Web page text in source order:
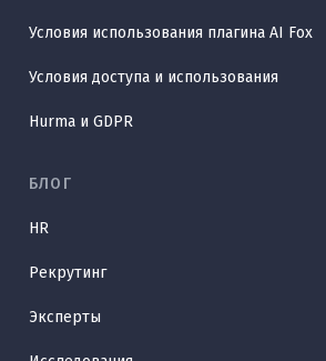
Условия использования плагина AI Fox
Условия доступа и использования
Hurma и GDPR
БЛОГ
HR
Рекрутинг
Эксперты